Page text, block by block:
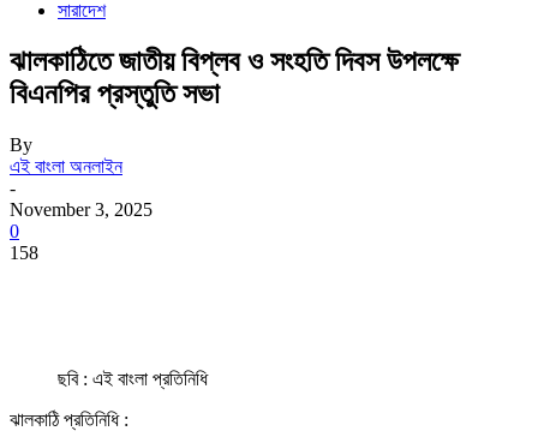
সারাদেশ
ঝালকাঠিতে জাতীয় বিপ্লব ও সংহতি দিবস উপলক্ষে
বিএনপির প্রস্তুতি সভা
By
এই বাংলা অনলাইন
-
November 3, 2025
0
158
ছবি : এই বাংলা প্রতিনিধি
ঝালকাঠি প্রতিনিধি :